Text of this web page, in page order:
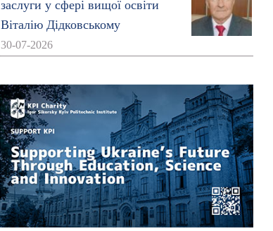
заслуги у сфері вищої освіти
Віталію Дідковському
30-07-2026